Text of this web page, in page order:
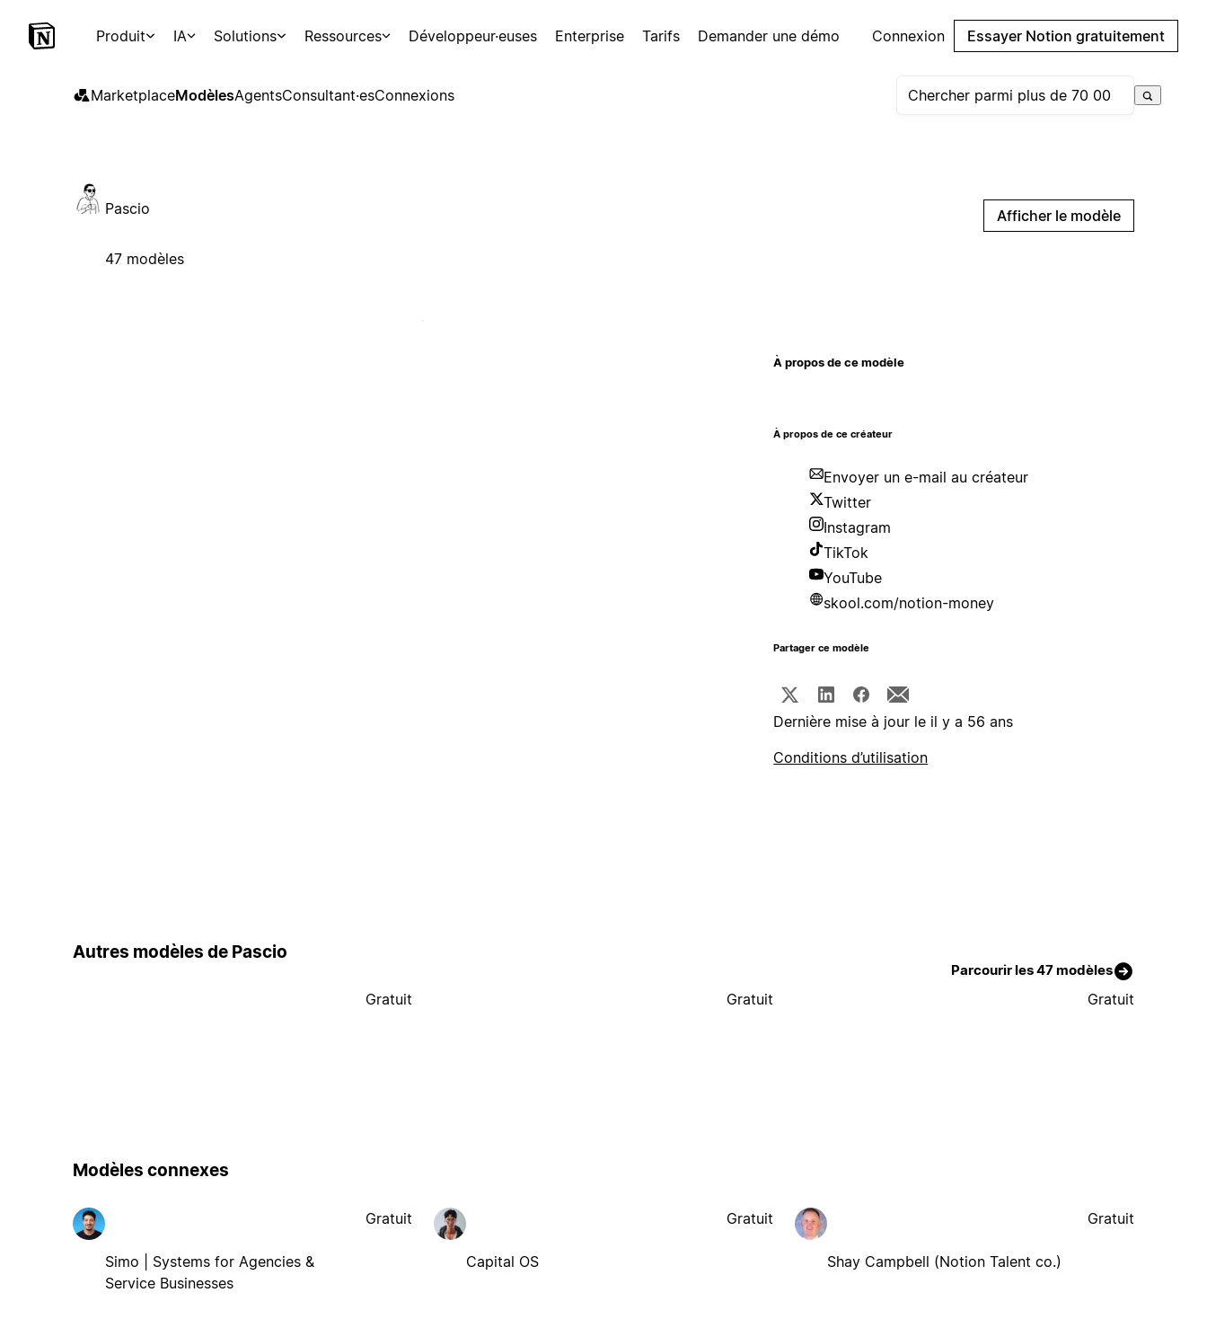
Produit IA Solutions Ressources Développeur·euses Enterprise Tarifs Demander une démo Connexion Essayer Notion gratuitement
MarketplaceModèlesAgentsConsultant·esConnexions
Pascio
47 modèles
Afficher le modèle
À propos de ce modèle
À propos de ce créateur
Envoyer un e-mail au créateur
Twitter
Instagram
TikTok
YouTube
skool.com/notion-money
Partager ce modèle
Dernière mise à jour le il y a 56 ans
Conditions d’utilisation
Autres modèles de Pascio
Parcourir les 47 modèles
Gratuit Gratuit Gratuit
Modèles connexes
Simo | Systems for Agencies &
Service Businesses
Gratuit
Capital OS
Gratuit
Shay Campbell (Notion Talent co.)
Gratuit